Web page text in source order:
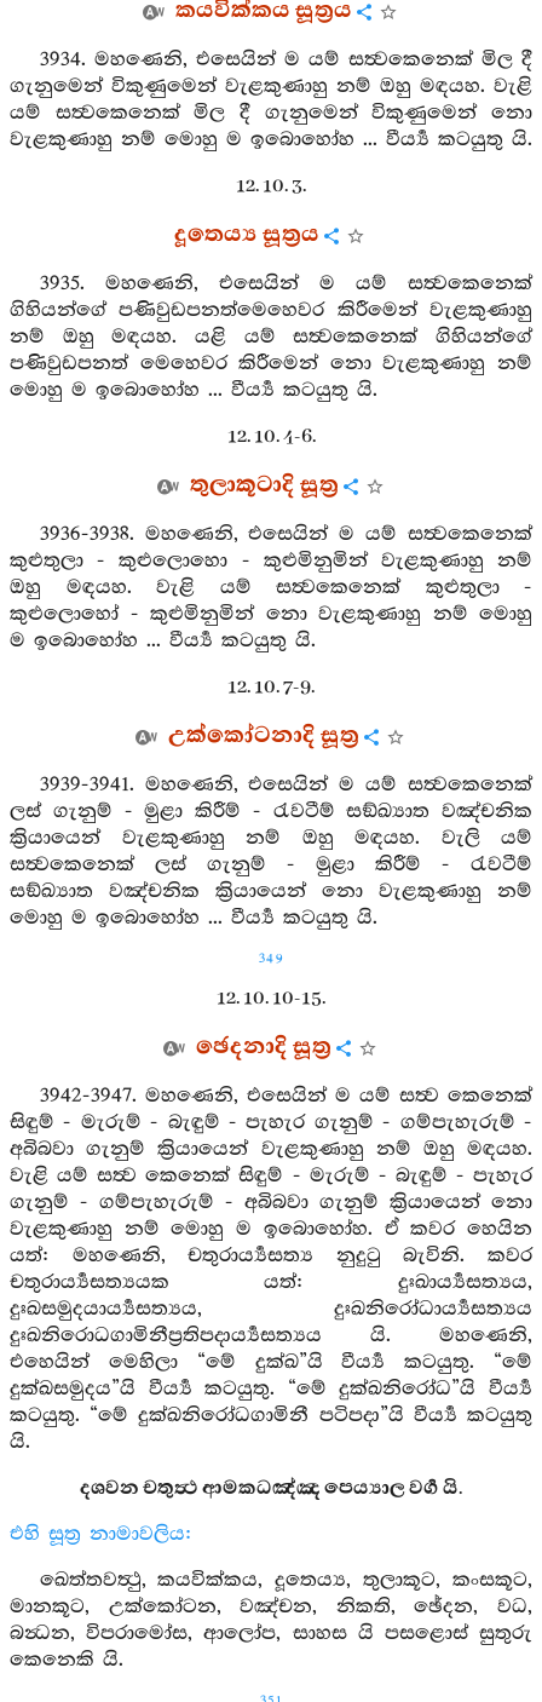
කයවික්කය සූත්‍රය
3934. මහණෙනි, එසෙයින් ම යම් සත්‍වකෙනෙක් මිල දී
ගැනුමෙන් විකුණුමෙන් වැළකුණාහු නම් ඔහු මඳයහ. වැළි
යම් සත්‍වකෙනෙක් මිල දී ගැනුමෙන් විකුණුමෙන් නො
වැළකුණාහු නම් මොහු ම ඉබොහෝහ ... වීර්‍ය්‍ය කටයුතු යි.
12. 10. 3.
දූතෙය්‍ය සූත්‍රය
3935. මහණෙනි, එසෙයින් ම යම් සත්‍වකෙනෙක්
ගිහියන්ගේ පණිවුඩපනත්මෙහෙවර කිරීමෙන් වැළකුණාහු
නම් ඔහු මඳයහ. යළි යම් සත්‍වකෙනෙක් ගිහියන්ගේ
පණිවුඩපනත් මෙහෙවර කිරීමෙන් නො වැළකුණාහු නම්
මොහු ම ඉබොහෝහ ... වීර්‍ය්‍ය කටයුතු යි.
12. 10. 4-6.
තුලාකූටාදි සූත්‍ර
3936-3938. මහණෙනි, එසෙයින් ම යම් සත්‍වකෙනෙක්
කුළුතුලා - කුළුලොහො - කුළුමිනුමින් වැළකුණාහු නම්
ඔහු මඳයහ. වැළි යම් සත්‍වකෙනෙක් කුළුතුලා -
කුළුලොහෝ - කුළුමිනුමින් නො වැළකුණාහු නම් මොහු
ම ඉබොහෝහ ... වීර්‍ය්‍ය කටයුතු යි.
12. 10. 7-9.
උක්කෝටනාදි සූත්‍ර
3939-3941. මහණෙනි, එසෙයින් ම යම් සත්‍වකෙනෙක්
ලස් ගැනුම් - මුළා කිරීම් - රැවටීම් සඞ්ඛ්‍යාත වඤ්චනික
ක්‍රියායෙන් වැළකුණාහු නම් ඔහු මඳයහ. වැලි යම්
සත්‍වකෙනෙක් ලස් ගැනුම් - මුළා කිරීම් - රැවටීම්
සඞ්ඛ්‍යාත වඤ්චනික ක්‍රියායෙන් නො වැළකුණාහු නම්
මොහු ම ඉබොහෝහ ... වීර්‍ය්‍ය කටයුතු යි.
349
12. 10. 10-15.
ඡෙදනාදි සූත්‍ර
3942-3947. මහණෙනි, එසෙයින් ම යම් සත්‍ව කෙනෙක්
සිඳුම් - මැරුම් - බැඳුම් - පැහැර ගැනුම් - ගම්පැහැරුම් -
අබිබවා ගැනුම් ක්‍රියායෙන් වැළකුණාහු නම් ඔහු මඳයහ.
වැළි යම් සත්‍ව කෙනෙක් සිඳුම් - මැරුම් - බැඳුම් - පැහැර
ගැනුම් - ගම්පැහැරුම් - අබිබවා ගැනුම් ක්‍රියායෙන් නො
වැළකුණාහු නම් මොහු ම ඉබොහෝහ. ඒ කවර හෙයින
යත්: මහණෙනි, චතුරාර්‍ය්‍යසත්‍ය නුදුටු බැවිනි. කවර
චතුරාර්‍ය්‍යසත්‍යයක යත්: දුඃඛාර්‍ය්‍යසත්‍යය,
දුඃඛසමුදයාර්‍ය්‍යසත්‍යය, දුඃඛනිරෝධාර්‍ය්‍යසත්‍යය
දුඃඛනිරොධගාමිනීප්‍රතිපදාර්‍ය්‍යසත්‍යය යි. මහණෙනි,
එහෙයින් මෙහිලා “මේ දුක්ඛ”යි වීර්‍ය්‍ය කටයුතු. “මේ
දුක්ඛසමුදය”යි වීර්‍ය්‍ය කටයුතු. “මේ දුක්ඛනිරෝධ”යි වීර්‍ය්‍ය
කටයුතු. “මේ දුක්ඛනිරෝධගාමිනී පටිපදා”යි වීර්‍ය්‍ය කටයුතු
යි.
දශවන චතුත්‍ථ ආමකධඤ්ඤ පෙය්‍යාල වර්‍ග යි.
එහි සූත්‍ර නාමාවලිය:
ඛෙත්තවත්‍ථු, කයවික්කය, දූතෙය්‍ය, තුලාකූට, කංසකූට,
මානකූට, උක්කෝටන, වඤ්චන, නිකති, ඡේදන, වධ,
බන්‍ධන, විපරාමෝස, ආලෝප, සාහස යි පසළොස් සුතුරු
කෙනෙකි යි.